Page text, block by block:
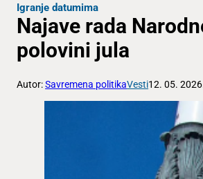
Igranje datumima
Najave rada
polovini jula
Autor:Savremena politikaVesti12. 05.